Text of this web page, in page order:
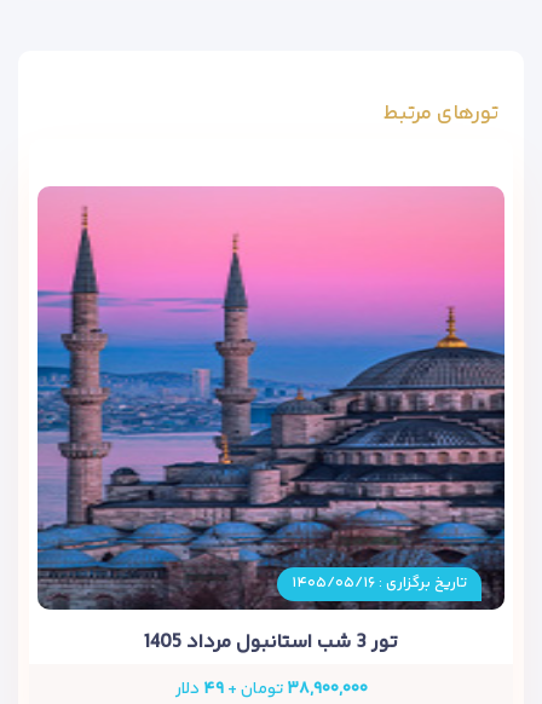
تورهای مرتبط
تاریخ برگزاری : ۱۴۰۵/۰۵/۱۶
تور 3 شب استانبول مرداد 1405
۳۸,۹۰۰,۰۰۰تومان +۴۹ دلار